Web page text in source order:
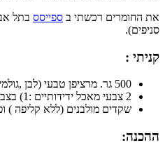
את החומרים רכשתי ב ספייסס בתל
סניפים).
קניתי :
500 גר. מרציפן טבעי (לבן ,גולמי)
2 צבעי מאכל ידידותיים :1) בצבע שחור 2) בצבע צהוב.
שקדים מולבנים (ללא קליפה )
ההכנה: